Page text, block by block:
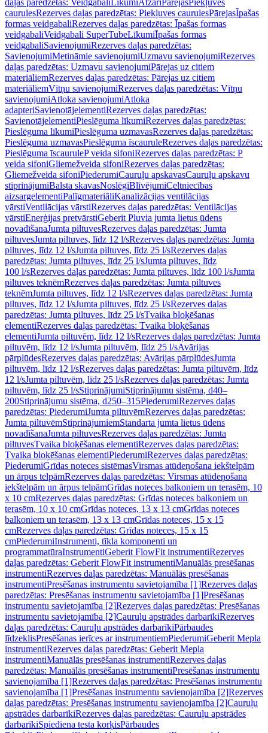
daļas paredzētas: Veidgabali LīkumiAtzari PārejasPiekļuves
caurulesRezerves daļas paredzētas: Piekļuves caurulesPārejasĪpašas
formas veidgabaliRezerves daļas paredzētas: Īpašas formas
veidgabaliVeidgabali SuperTubeLīkumiĪpašas formas
veidgabaliSavienojumiRezerves daļas paredzētas:
SavienojumiMetināmie savienojumiUzmavu savienojumiRezerves
daļas paredzētas: Uzmavu savienojumiPārejas uz citiem
materiāliemRezerves daļas paredzētas: Pārejas uz citiem
materiāliemVītņu savienojumiRezerves daļas paredzētas: Vītņu
savienojumiAtloka savienojumiAtloka
adapteriSavienotājelementiRezerves daļas paredzētas:
SavienotājelementiPieslēguma līkumiRezerves daļas paredzētas:
Pieslēguma līkumiPieslēguma uzmavasRezerves daļas paredzētas:
Pieslēguma uzmavasPieslēguma īscauruleRezerves daļas paredzētas:
Pieslēguma īscauruleP veida sifoniRezerves daļas paredzētas: P
veida sifoniGliemežveida sifoniRezerves daļas paredzētas:
Gliemežveida sifoniPiederumiCauruļu apskavasCauruļu apskavu
stiprinājumiBalsta skavasNoslēgiBlīvējumiCeltniecības
aizsargelementiPalīgmateriāliKanalizācijas ventilācijas
vārstiVentilācijas vārstiRezerves daļas paredzētas: Ventilācijas
vārstiEnerģijas pretvārstiGeberit Pluvia jumta lietus ūdens
novadīšanaJumta piltuvesRezerves daļas paredzētas: Jumta
piltuvesJumta piltuves, līdz 12 l/sRezerves daļas paredzētas: Jumta
piltuves, līdz 12 l/sJumta piltuves, līdz 25 l/sRezerves daļas
paredzētas: Jumta piltuves, līdz 25 l/sJumta piltuves, līdz
100 l/sRezerves daļas paredzētas: Jumta piltuves, līdz 100 l/sJumta
piltuves teknēmRezerves daļas paredzētas: Jumta piltuves
teknēmJumta piltuves, līdz 12 l/sRezerves daļas paredzētas: Jumta
piltuves, līdz 12 l/sJumta piltuves, līdz 25 l/sRezerves daļas
paredzētas: Jumta piltuves, līdz 25 l/sTvaika bloķēšanas
elementiRezerves daļas paredzētas: Tvaika bloķēšanas
elementiJumta piltuvēm, līdz 12 l/sRezerves daļas paredzētas: Jumta
piltuvēm, līdz 12 l/sJumta piltuvēm, līdz 25 l/sAvārijas
pārplūdesRezerves daļas paredzētas: Avārijas pārplūdesJumta
piltuvēm, līdz 12 l/sRezerves daļas paredzētas: Jumta piltuvēm, līdz
12 l/sJumta piltuvēm, līdz 25 l/sRezerves daļas paredzētas: Jumta
piltuvēm, līdz 25 l/sStiprinājumiStiprinājumu sistēma, d40–
200Stiprinājumu sistēma, d250–315PiederumiRezerves daļas
paredzētas: PiederumiJumta piltuvēmRezerves daļas paredzētas:
Jumta piltuvēmStiprinājumiemStandarta jumta lietus ūdens
novadīšanaJumta piltuvesRezerves daļas paredzētas: Jumta
piltuvesTvaika bloķēšanas elementiRezerves daļas paredzētas:
Tvaika bloķēšanas elementiPiederumiRezerves daļas paredzētas:
PiederumiGrīdas noteces sistēmasVirsmas atūdeņošana iekštelpām
un ārpus telpāmRezerves daļas paredzētas: Virsmas atūdeņošana
iekštelpām un ārpus telpāmGrīdas noteces balkoniem un terasēm, 10
x 10 cmRezerves daļas paredzētas: Grīdas noteces balkoniem un
terasēm, 10 x 10 cmGrīdas noteces, 13 x 13 cmGrīdas noteces
balkoniem un terasēm, 13 x 13 cmGrīdas noteces, 15 x 15
cmRezerves daļas paredzētas: Grīdas noteces, 15 x 15
cmPiederumiInstrumenti, tīkla komponenti un
programmatūraInstrumentiGeberit FlowFit instrumentiRezerves
daļas paredzētas: Geberit FlowFit instrumentiManuālās presēšanas
instrumentiRezerves daļas paredzētas: Manuālās presēšanas
instrumentiPresēšanas instrumentu savietojamība [1]Rezerves daļas
paredzētas: Presēšanas instrumentu savietojamība [1]Presēšanas
instrumentu savietojamība [2]Rezerves daļas paredzētas: Presēšanas
instrumentu savietojamība [2]Cauruļu apstrādes darbarīkiRezerves
daļas paredzētas: Cauruļu apstrādes darbarīkiPārbaudes
līdzeklisPresēšanas ierīces ar instrumentiemPiederumiGeberit Mepla
instrumentiRezerves daļas paredzētas: Geberit Mepla
instrumentiManuālās presēšanas instrumentiRezerves daļas
paredzētas: Manuālās presēšanas instrumentiPresēšanas instrumentu
savienojamība [1]Rezerves daļas paredzētas: Presēšanas instrumentu
savienojamība [1]Presēšanas instrumentu savienojamība [2]Rezerves
daļas paredzētas: Presēšanas instrumentu savienojamība [2]Cauruļu
apstrādes darbarīkiRezerves daļas paredzētas: Cauruļu apstrādes
darbarīkiSpiediena testa korķisPārbaudes